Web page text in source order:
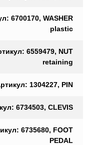
6700170, WASHER
plastic
6559479, NUT
retaining
1304227, PIN
6734503, CLEVIS
6735680, FOOT
PEDAL